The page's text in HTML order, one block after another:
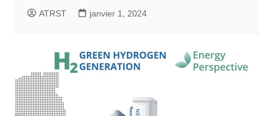
ATRST janvier 1, 2024